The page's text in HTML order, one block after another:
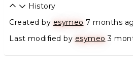
History
Created by esymeo 7 months
Last modified by esymeo 3